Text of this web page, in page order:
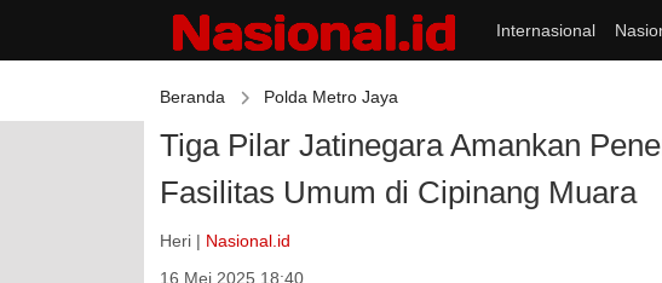
Internasional
Beranda Polda Metro Jaya
Tiga Pilar Jatinegara Amankan
Fasilitas Umum di Cipinang Muara
Heri | Nasional.id
16 Mei 2025 18:40